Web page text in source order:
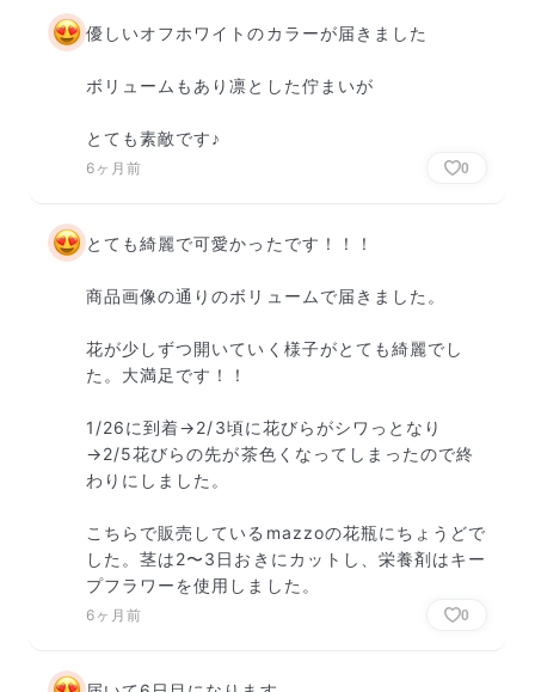
優しいオフホワイトのカラーが届きました
ボリュームもあり凛とした佇まいが
とても素敵です♪
6ヶ月前 0
とても綺麗で可愛かったです！！！
商品画像の通りのボリュームで届きました。
花が少しずつ開いていく様子がとても綺麗でし
た。大満足です！！
1/26に到着→2/3頃に花びらがシワっとなり
→2/5花びらの先が茶色くなってしまったので終
わりにしました。
こちらで販売しているmazzoの花瓶にちょうどで
した。茎は2〜3日おきにカットし、栄養剤はキー
プフラワーを使用しました。
6ヶ月前 0